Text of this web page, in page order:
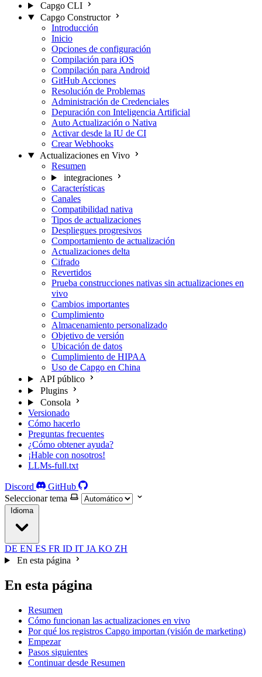
Capgo CLI
Capgo Constructor
Introducción
Inicio
Opciones de configuración
Compilación para iOS
Compilación para Android
GitHub Acciones
Resolución de Problemas
Administración de Credenciales
Depuración con Inteligencia Artificial
Auto Actualización o Nativa
Activar desde la IU de CI
Crear Webhooks
Actualizaciones en Vivo
Resumen
integraciones
Características
Canales
Compatibilidad nativa
Tipos de actualizaciones
Despliegues progresivos
Comportamiento de actualización
Actualizaciones delta
Cifrado
Revertidos
Prueba construcciones nativas sin actualizaciones en
vivo
Cambios importantes
Cumplimiento
Almacenamiento personalizado
Objetivo de versión
Ubicación de datos
Cumplimiento de HIPAA
Uso de Capgo en China
API público
Plugins
Consola
Versionado
Cómo hacerlo
Preguntas frecuentes
¿Cómo obtener ayuda?
¡Hable con nosotros!
LLMs-full.txt
Discord
GitHub
Seleccionar tema
Idioma
DE EN ES FR ID IT JA KO ZH
En esta página
En esta página
Resumen
Cómo funcionan las actualizaciones en vivo
Por qué los registros Capgo importan (visión de marketing)
Empezar
Pasos siguientes
Continuar desde Resumen